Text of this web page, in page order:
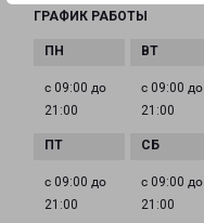
ГРАФИК РАБОТЫ
с 09:00 до
21:00
с 09:00 до
21:00
с 09:00 до
21:00
с 09:00 до
21:00